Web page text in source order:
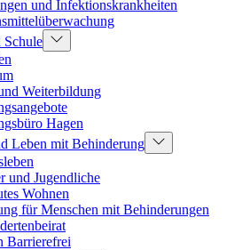
und Infektionskrankheiten
Weiterbildung
Hagen
Leben mit Behinderung
und Jugendliche
Wohnen
für Menschen mit Behinderungen
Barrierefrei